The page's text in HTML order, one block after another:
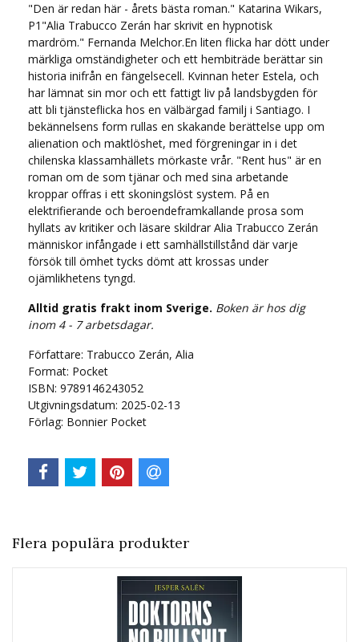
"Den är redan här - årets bästa roman." Katarina Wikars,
P1"Alia Trabucco Zerán har skrivit en hypnotisk
mardröm." Fernanda Melchor.En liten flicka har dött under
märkliga omständigheter och ett hembiträde berättar sin
historia inifrån en fängelsecell. Kvinnan heter Estela, och
har lämnat sin mor och ett fattigt liv på landsbygden för
att bli tjänsteflicka hos en välbärgad familj i Santiago. I
bekännelsens form rullas en skakande berättelse upp om
alienation och maktlöshet, med förgreningar in i det
chilenska klassamhällets mörkaste vrår. "Rent hus" är en
roman om de som tjänar och med sina arbetande
kroppar offras i ett skoningslöst system. På en
elektrifierande och beroendeframkallande prosa som
hyllats av kritiker och läsare skildrar Alia Trabucco Zerán
människor infångade i ett samhällstillstånd där varje
försök till ömhet tycks dömt att krossas under
ojämlikhetens tyngd.
Alltid gratis frakt inom Sverige. Boken är hos dig
inom 4 - 7 arbetsdagar.
Författare: Trabucco Zerán, Alia
Format: Pocket
ISBN: 9789146243052
Utgivningsdatum: 2025-02-13
Förlag: Bonnier Pocket
Flera populära produkter